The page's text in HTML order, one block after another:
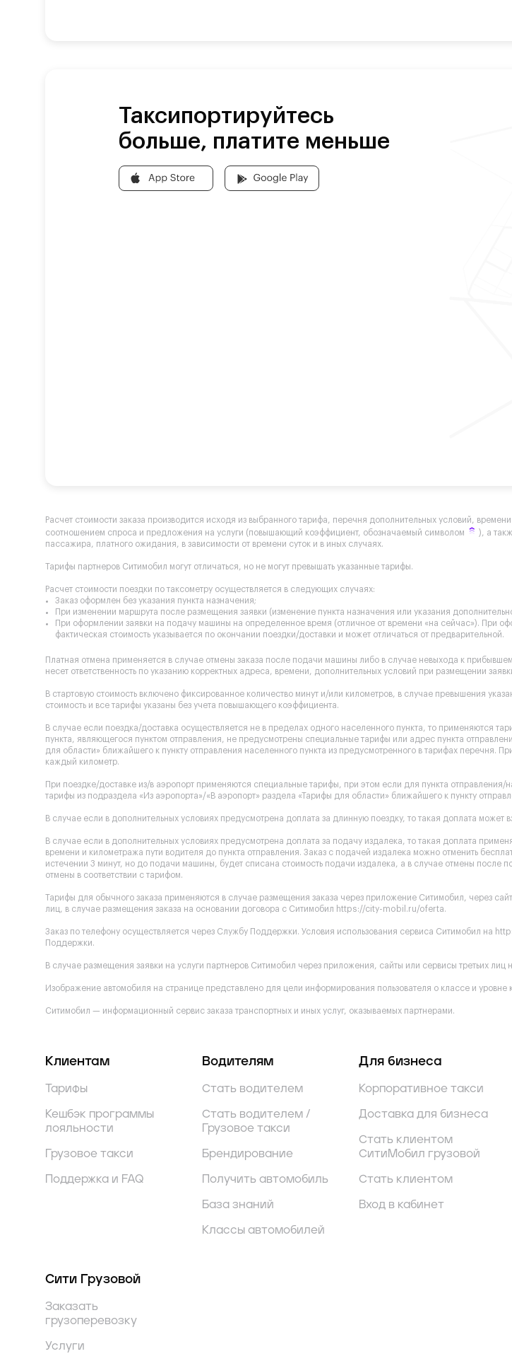
Таксипортируйтесь
больше, платите меньше
Расчет стоимости заказа производится исходя из выбранного тарифа, перечня дополнительных условий,
соотношением спроса и предложения на услуги (повышающий коэффициент, обозначаемый символом
), а
пассажира, платного ожидания, в зависимости от времени суток и в иных случаях.
Тарифы партнеров Ситимобил могут отличаться, но не могут превышать указанные тарифы.
Расчет стоимости поездки по таксометру осуществляется в следующих случаях:
Заказ оформлен без указания пункта назначения;
При изменении маршрута после размещения заявки (изменение пункта назначения или указания
При оформлении заявки на подачу машины на определенное время (отличное от времени «на сейчас»). При
фактическая стоимость указывается по окончании поездки/доставки и может отличаться от предварительной.
Платная отмена применяется в случае отмены заказа после подачи машины либо в случае невыхода к
несет ответственность по указанию корректных адреса, времени, дополнительных условий при размещении
В стартовую стоимость включено фиксированное количество минут и/или километров, в случае превышения
стоимость и все тарифы указаны без учета повышающего коэффициента.
В случае если поездка/доставка осуществляется не в пределах одного населенного пункта, то применяются
пункта, являющегося пунктом отправления, не предусмотрены специальные тарифы или адрес пункта
для области» ближайшего к пункту отправления населенного пункта из предусмотренного в тарифах перечня.
каждый километр.
При поездке/доставке из/в аэропорт применяются специальные тарифы, при этом если для пункта
тарифы из подраздела «Из аэропорта»/«В аэропорт» раздела «Тарифы для области» ближайшего к пункту
В случае если в дополнительных условиях предусмотрена доплата за длинную поездку, то такая доплата может
В случае если в дополнительных условиях предусмотрена доплата за подачу издалека, то такая доплата
времени и километража пути водителя до пункта отправления. Заказ с подачей издалека можно отменить
истечении 3 минут, но до подачи машины, будет списана стоимость подачи издалека, а в случае отмены после
отмены в соответствии с тарифом.
Тарифы для обычного заказа применяются в случае размещения заказа через приложение Ситимобил, через сайт
лиц, в случае размещения заказа на основании договора с Ситимобил https://city-mobil.ru/oferta.
Заказ по телефону осуществляется через Службу Поддержки. Условия использования сервиса Ситимобил на
Поддержки.
В случае размещения заявки на услуги партнеров Ситимобил через приложения, сайты или сервисы третьих лиц
Изображение автомобиля на странице представлено для цели информирования пользователя о классе и
Ситимобил — информационный сервис заказа транспортных и иных услуг, оказываемых партнерами.
Клиентам
Тарифы
Кешбэк программы
лояльности
Грузовое такси
Поддержка и FAQ
Водителям
Стать водителем
Стать водителем /
Грузовое такси
Брендирование
Получить автомобиль
База знаний
Классы автомобилей
Для бизнеса
Корпоративное такси
Доставка для бизнеса
Стать клиентом
СитиМобил грузовой
Стать клиентом
Вход в кабинет
Сити Грузовой
Заказать
грузоперевозку
Услуги